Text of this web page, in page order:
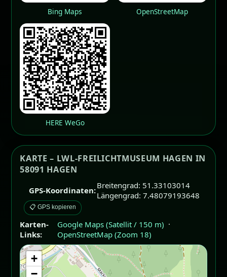
Bing Maps OpenStreetMap
HERE WeGo
KARTE – LWL-FREILICHTMUSEUM HAGEN IN
58091 HAGEN
GPS-Koordinaten:Breitengrad: 51.33103014
Längengrad: 7.48079193648
📋 GPS kopieren
Karten-
Links:
Google Maps (Satellit / 150 m) ·
OpenStreetMap (Zoom 18)
+
−